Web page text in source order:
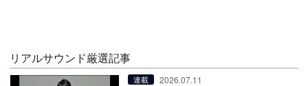
リアルサウンド厳選記事
連載 2026.07.11